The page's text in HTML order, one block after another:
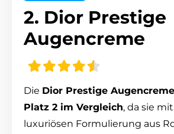
2. Dior Prestige
Augencreme
Die Dior Prestige Augencreme
Platz 2 im Vergleich, da sie
luxuriösen Formulierung aus